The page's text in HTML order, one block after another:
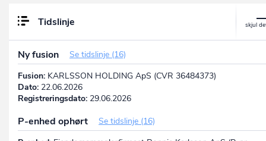
Tidslinje
Ny fusion
Se tidslinje (16)
Fusion: KARLSSON HOLDING ApS (CVR 36484373)
Dato: 22.06.2026
Registreringsdato: 29.06.2026
P-enhed ophørt
Se tidslinje (16)